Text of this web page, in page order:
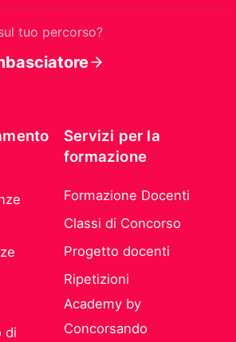
tuo percorso?
di
Servizi per la
formazione
Formazione Docenti
Classi di Concorso
Progetto docenti
Ripetizioni
Academy by
Concorsando